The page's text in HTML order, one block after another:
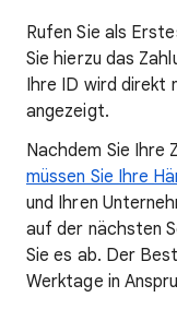
Rufen Sie als
Sie hierzu das
Ihre ID wird direkt
angezeigt.
Nachdem Sie Ihre
müssen Sie Ihre
und Ihren
auf der nächsten
Sie es ab. Der
Werktage in